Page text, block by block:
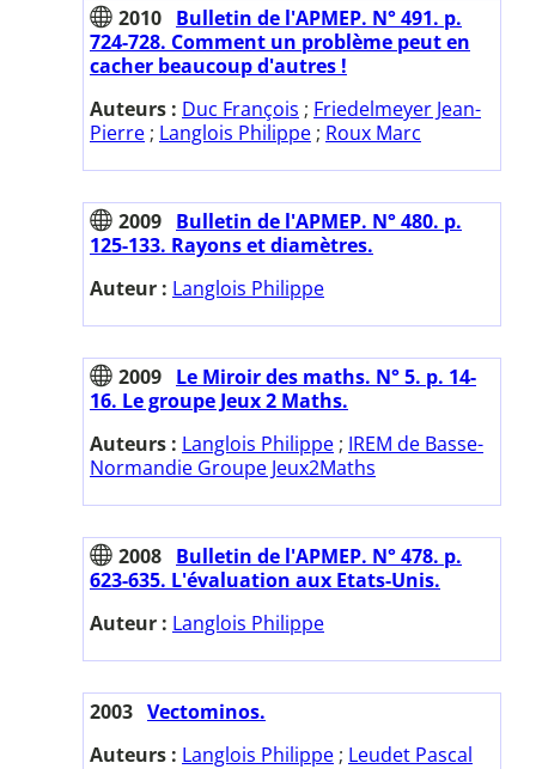
2010 Bulletin de l'APMEP. N° 491. p.
724-728. Comment un problème peut en
cacher beaucoup d'autres !
Auteurs : Duc François ; Friedelmeyer Jean-
Pierre ; Langlois Philippe ; Roux Marc
2009 Bulletin de l'APMEP. N° 480. p.
125-133. Rayons et diamètres.
Auteur : Langlois Philippe
2009 Le Miroir des maths. N° 5. p. 14-
16. Le groupe Jeux 2 Maths.
Auteurs : Langlois Philippe ; IREM de Basse-
Normandie Groupe Jeux2Maths
2008 Bulletin de l'APMEP. N° 478. p.
623-635. L'évaluation aux Etats-Unis.
Auteur : Langlois Philippe
2003 Vectominos.
Auteurs : Langlois Philippe ; Leudet Pascal